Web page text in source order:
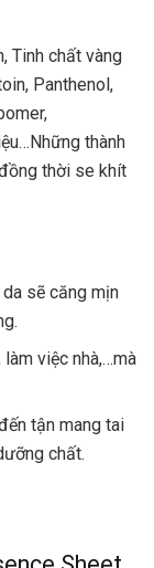
Tinh chất vàng
Panthenol,
thành
thời se khít
sẽ căng mịn
việc nhà,…mà
tận mang tai
chất.